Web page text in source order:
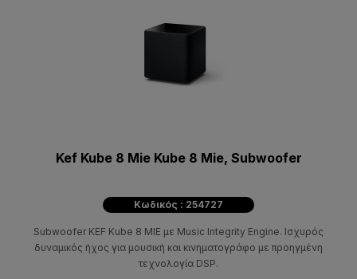
Kef Kube 8 Mie Kube 8 Mie, Subwoofer
Κωδικός : 254727
Subwoofer KEF Kube 8 MIE με Music Integrity Engine. Ισχυρός
δυναμικός ήχος για μουσική και κινηματογράφο με προηγμένη
τεχνολογία DSP.